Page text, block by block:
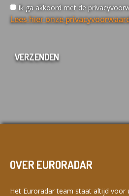
Ik ga akkoord met de
Lees hier onze
OVER EURORADAR
Het Euroradar team staat altijd voor